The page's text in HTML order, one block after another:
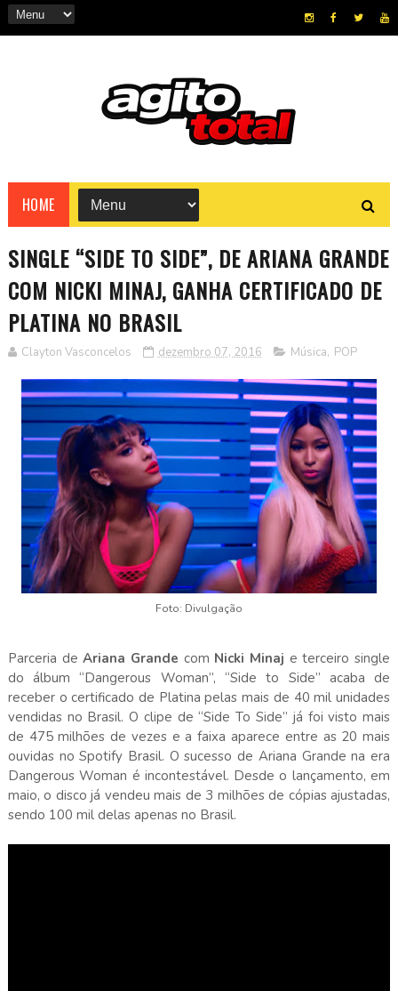
HOME
SINGLE “SIDE TO SIDE”, DE ARIANA GRANDE
COM NICKI MINAJ, GANHA CERTIFICADO DE
PLATINA NO BRASIL
Clayton Vasconcelos dezembro 07, 2016 Música, POP
Foto: Divulgação
Parceria deAriana Grande com Nicki Minaj e terceiro single
do álbum “Dangerous Woman”, “Side to Side” acaba de
receber o certificado de Platina pelas mais de 40 mil unidades
vendidas no Brasil. O clipe de “Side To Side” já foi visto mais
de 475 milhões de vezes e a faixa aparece entre as 20 mais
ouvidas no Spotify Brasil. O sucesso de Ariana Grande na era
Dangerous Woman é incontestável. Desde o lançamento, em
maio, o disco já vendeu mais de 3 milhões de cópias ajustadas,
sendo 100 mil delas apenas no Brasil.